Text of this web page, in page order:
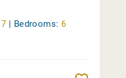
7 | Bedrooms: 6